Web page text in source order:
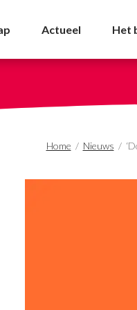
Actueel Het
Home / Nieuws /